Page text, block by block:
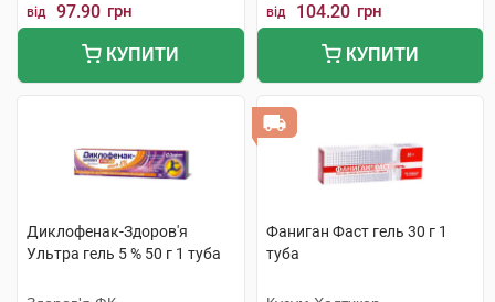
від 97.90 грн
КУПИТИ
від 104.20 грн
КУПИТИ
Диклофенак-Здоров'я
Ультра гель 5 % 50 г 1 туба
Фаниган Фаст гель 30 г 1
туба